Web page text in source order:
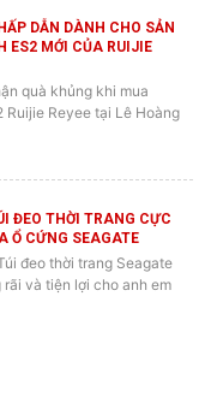
ES2 MỚI CỦA RUIJIE
quà khủng khi mua
Reyee tại Lê Hoàng
Ổ CỨNG SEAGATE
đeo thời trang Seagate
rãi và tiện lợi cho anh em